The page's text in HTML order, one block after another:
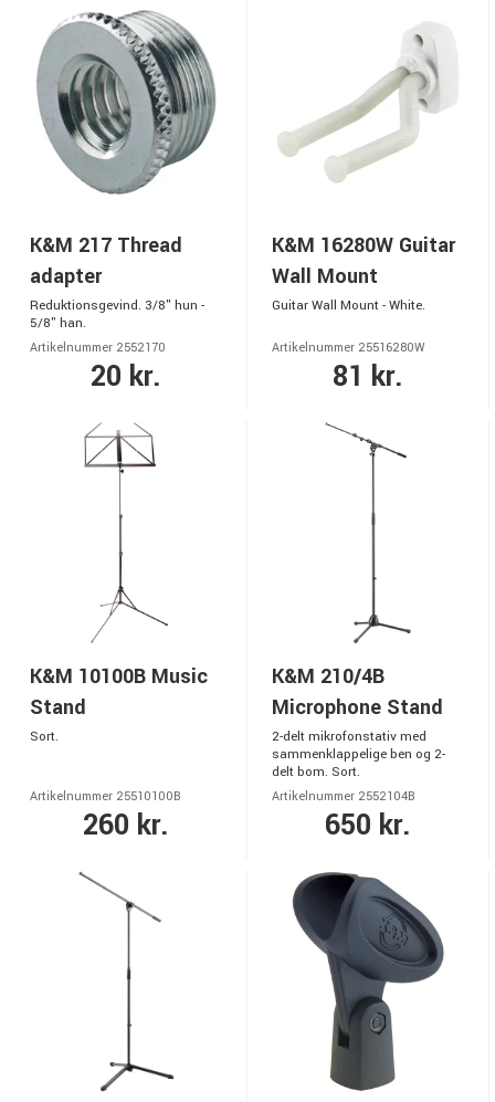
K&M 217 Thread
adapter
Reduktionsgevind. 3/8" hun -
5/8" han.
Artikelnummer 2552170
20 kr.
K&M 16280W Guitar
Wall Mount
Guitar Wall Mount - White.
Artikelnummer 25516280W
81 kr.
K&M 10100B Music
Stand
Sort.
Artikelnummer 25510100B
260 kr.
K&M 210/4B
Microphone Stand
2-delt mikrofonstativ med
sammenklappelige ben og 2-
delt bom. Sort.
Artikelnummer 2552104B
650 kr.